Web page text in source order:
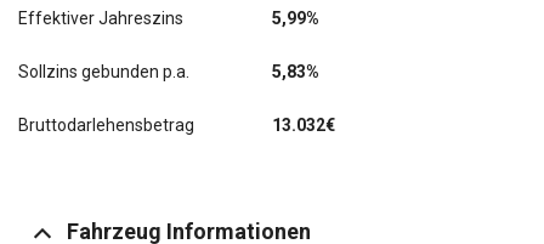
Effektiver Jahreszins 5,99%
Sollzins gebunden p.a. 5,83%
Bruttodarlehensbetrag 13.032€
Fahrzeug Informationen